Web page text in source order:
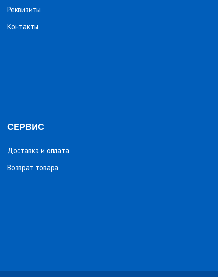
Реквизиты
Контакты
СЕРВИС
Доставка и оплата
Возврат товара